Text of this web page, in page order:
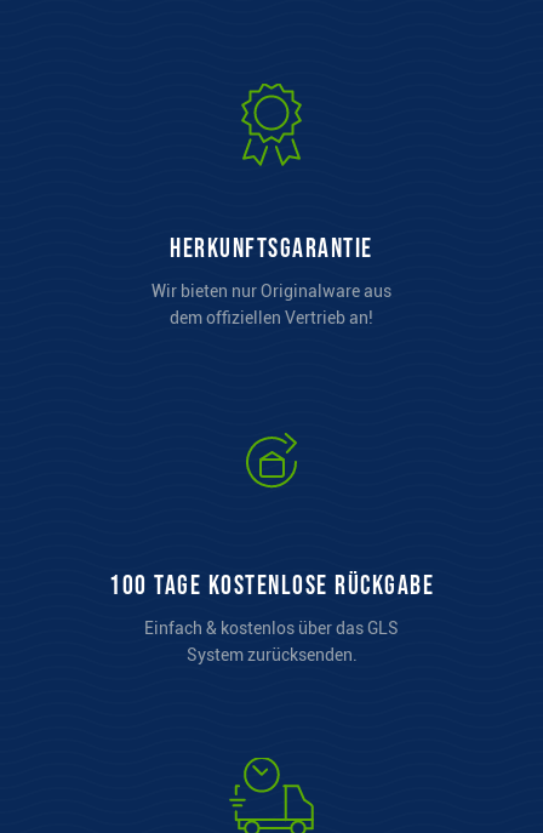
Herkunftsgarantie
Wir bieten nur Originalware aus
dem offiziellen Vertrieb an!
100 Tage kostenlose Rückgabe
Einfach & kostenlos über das GLS
System zurücksenden.